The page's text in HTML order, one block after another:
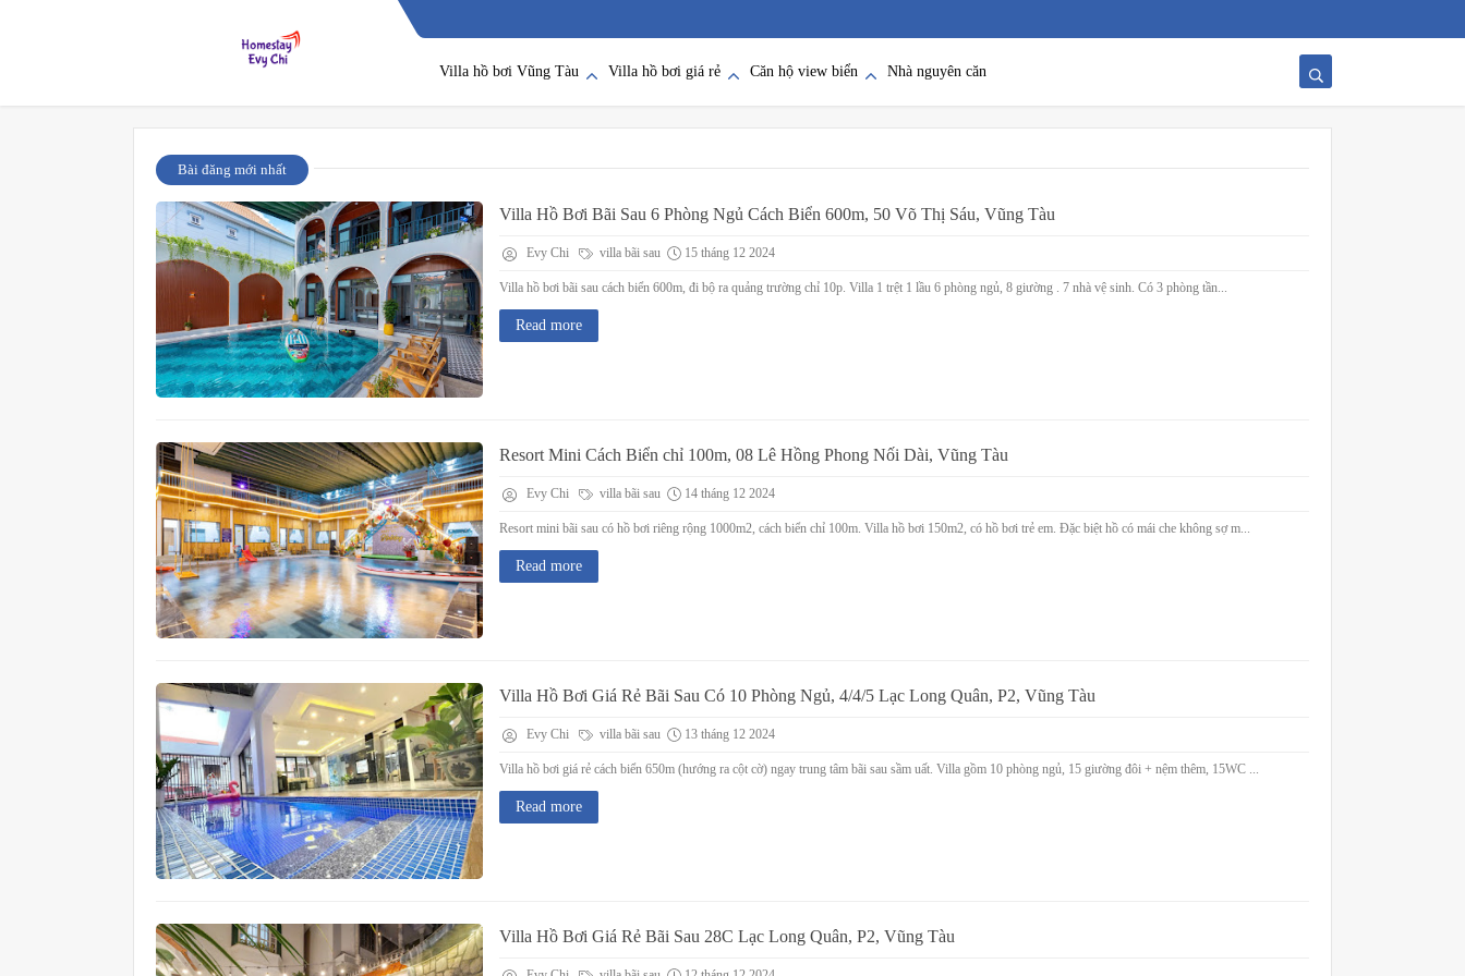
Villa hồ bơi Vũng Tàu Villa hồ bơi giá rẻ Căn hộ view biển Nhà nguyên căn
Bài đăng mới nhất
Villa Hồ Bơi Bãi Sau 6 Phòng Ngủ Cách Biển 600m, 50 Võ Thị Sáu, Vũng Tàu
Evy Chi villa bãi sau 15 tháng 12 2024
Villa hồ bơi bãi sau cách biển 600m, đi bộ ra quảng trường chỉ 10p. Villa 1 trệt 1 lầu 6 phòng ngủ, 8 giường . 7 nhà vệ sinh. Có 3 phòng tần...
Read more
Resort Mini Cách Biển chỉ 100m, 08 Lê Hồng Phong Nối Dài, Vũng Tàu
Evy Chi villa bãi sau 14 tháng 12 2024
Resort mini bãi sau có hồ bơi riêng rộng 1000m2, cách biển chỉ 100m. Villa hồ bơi 150m2, có hồ bơi trẻ em. Đặc biệt hồ có mái che không sợ m...
Read more
Villa Hồ Bơi Giá Rẻ Bãi Sau Có 10 Phòng Ngủ, 4/4/5 Lạc Long Quân, P2, Vũng Tàu
Evy Chi villa bãi sau 13 tháng 12 2024
Villa hồ bơi giá rẻ cách biển 650m (hướng ra cột cờ) ngay trung tâm bãi sau sầm uất. Villa gồm 10 phòng ngủ, 15 giường đôi + nệm thêm, 15WC ...
Read more
Villa Hồ Bơi Giá Rẻ Bãi Sau 28C Lạc Long Quân, P2, Vũng Tàu